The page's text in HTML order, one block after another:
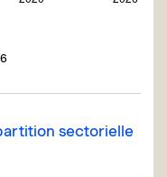
sectorielle